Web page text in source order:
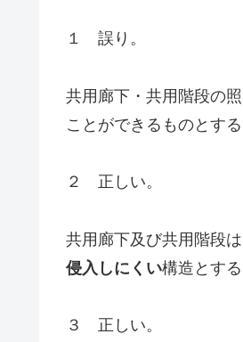
１ 誤り。
共用廊下・共用階段の
ことができるものとす
２ 正しい。
共用廊下及び共用階段
侵入しにくい構造とす
３ 正しい。